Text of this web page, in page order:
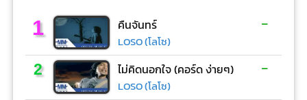
1 คืนจันทร์
LOSO (โลโซ)
-
2 ไม่คิดนอกใจ (คอร์ด ง่ายๆ)
LOSO (โลโซ)
-